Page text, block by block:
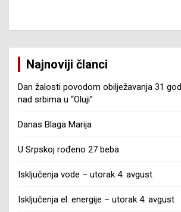
Najnoviji članci
Dan žalosti povodom obilježavanja 31
nad srbima u “Oluji”
Danas Blaga Marija
U Srpskoj rođeno 27 beba
Isključenja vode – utorak 4. avgust
Isključenja el. energije – utorak 4. avgust